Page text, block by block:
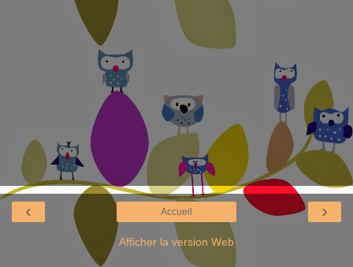
‹ ›
Accueil
Afficher la version Web